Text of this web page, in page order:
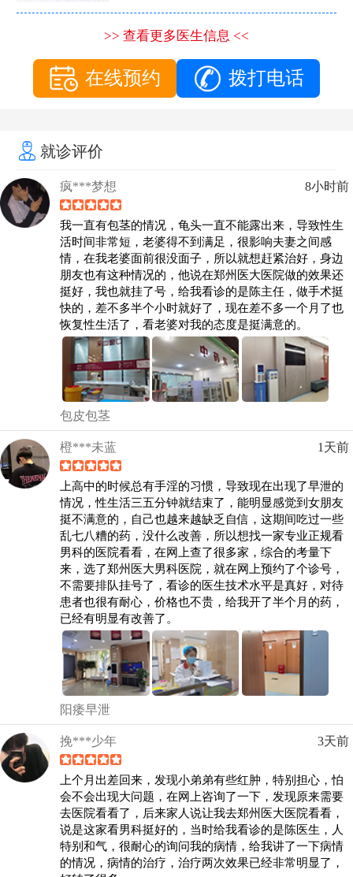
>> 查看更多医生信息 <<
在线预约 拨打电话
就诊评价
疯***梦想 8小时前
我一直有包茎的情况，龟头一直不能露出来，导致性生
活时间非常短，老婆得不到满足，很影响夫妻之间感
情，在我老婆面前很没面子，所以就想赶紧治好，身边
朋友也有这种情况的，他说在郑州医大医院做的效果还
挺好，我也就挂了号，给我看诊的是陈主任，做手术挺
快的，差不多半个小时就好了，现在差不多一个月了也
恢复性生活了，看老婆对我的态度是挺满意的。
包皮包茎
橙***未蓝 1天前
上高中的时候总有手淫的习惯，导致现在出现了早泄的
情况，性生活三五分钟就结束了，能明显感觉到女朋友
挺不满意的，自己也越来越缺乏自信，这期间吃过一些
乱七八糟的药，没什么改善，所以想找一家专业正规看
男科的医院看看，在网上查了很多家，综合的考量下
来，选了郑州医大男科医院，就在网上预约了个诊号，
不需要排队挂号了，看诊的医生技术水平是真好，对待
患者也很有耐心，价格也不贵，给我开了半个月的药，
已经有明显有改善了。
阳痿早泄
挽***少年 3天前
上个月出差回来，发现小弟弟有些红肿，特别担心，怕
会不会出现大问题，在网上咨询了一下，发现原来需要
去医院看看了，后来家人说让我去郑州医大医院看看，
说是这家看男科挺好的，当时给我看诊的是陈医生，人
特别和气，很耐心的询问我的病情，给我讲了一下病情
的情况，病情的治疗，治疗两次效果已经非常明显了，